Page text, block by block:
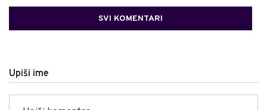
SVI KOMENTARI
Upiši ime